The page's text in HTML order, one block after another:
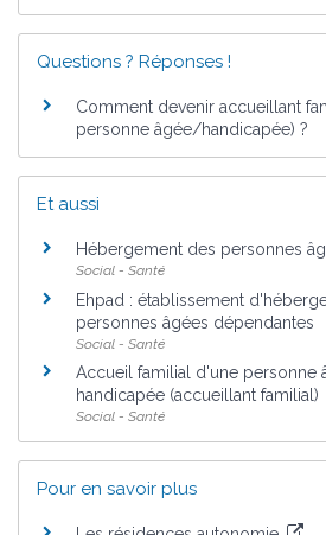
Questions ? Réponses !
Comment devenir accueillant
personne âgée/handicapée) ?
Et aussi
Hébergement des personnes
Social - Santé
Ehpad : établissement
personnes âgées dépendantes
Social - Santé
Accueil familial d'une personne
handicapée (accueillant familial)
Social - Santé
Pour en savoir plus